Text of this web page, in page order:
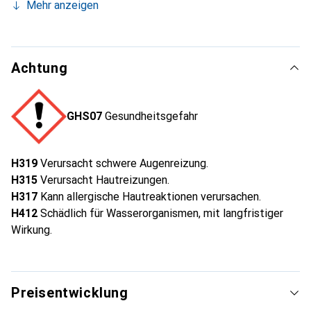
Mehr anzeigen
Achtung
GHS07 Gesundheitsgefahr
H319 Verursacht schwere Augenreizung.
H315 Verursacht Hautreizungen.
H317 Kann allergische Hautreaktionen verursachen.
H412 Schädlich für Wasserorganismen, mit langfristiger
Wirkung.
Preisentwicklung